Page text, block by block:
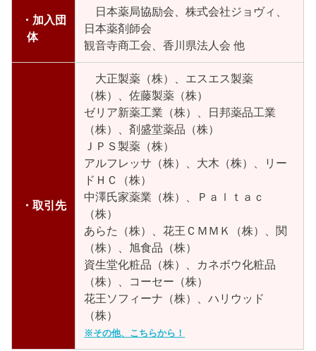
・加入団
体
日本薬局協励会、株式会社ジョヴィ、
日本薬剤師会
観音寺商工会、香川県法人会 他
・取引先
大正製薬（株）、エスエス製薬
（株）、佐藤製薬（株）
ゼリア新薬工業（株）、日邦薬品工業
（株）、剤盛堂薬品（株）
ＪＰＳ製薬（株）
アルフレッサ（株）、大木（株）、リー
ドＨＣ（株）
中澤氏家薬業（株）、Ｐａｌｔａｃ
（株）
あらた（株）、花王ＣＭＭＫ（株）、関
（株）、旭食品（株）
資生堂化粧品（株）、カネボウ化粧品
（株）、コーセー（株）
花王ソフィーナ（株）、ハリウッド
（株）
※その他、こちらから！